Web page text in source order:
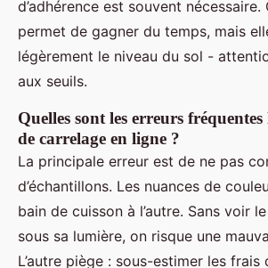
d’adhérence est souvent
permet de gagner du temps, mais
légèrement le niveau du sol -
aux seuils.
Quelles sont les erreurs
de carrelage en ligne ?
La principale erreur est de ne pas
d’échantillons. Les nuances de
bain de cuisson à l’autre. Sans voir
sous sa lumière, on risque une
L’autre piège : sous-estimer les